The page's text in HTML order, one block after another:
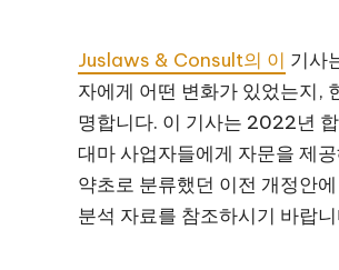
Juslaws & Consult의 이 기사
자에게 어떤 변화가 있었는지,
명합니다. 이 기사는 2022년
대마 사업자들에게 자문을 제
약초로 분류했던 이전 개정안
분석 자료를 참조하시기 바랍